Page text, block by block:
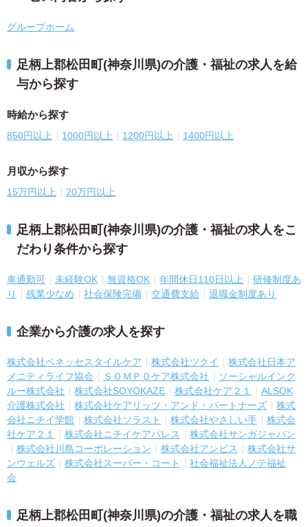
グループホーム
足柄上郡松田町(神奈川県)の介護・福祉の求人を給
与から探す
時給から探す
850円以上 1000円以上 1200円以上 1400円以上
月収から探す
15万円以上 20万円以上
足柄上郡松田町(神奈川県)の介護・福祉の求人をこ
だわり条件から探す
車通勤可 未経験OK 無資格OK 年間休日110日以上
研修制度あ
り
残業少なめ 社会保険完備 交通費支給 退職金制度あり
企業から介護の求人を探す
株式会社ベネッセスタイルケア 株式会社ツクイ
株式会社日本ア
メニティライフ協会
ＳＯＭＰＯケア株式会社
ソーシャルインク
ルー株式会社
株式会社SOYOKAZE 株式会社ケア２１
ALSOK
介護株式会社
株式会社ケアリッツ・アンド・パートナーズ
株式
会社ニチイ学館
株式会社ソラスト 株式会社やさしい手
株式会
社ケア２１
株式会社ニチイケアパレス
株式会社サンガジャパン
株式会社川島コーポレーション
株式会社アンビス
株式会社サ
ンウェルズ
株式会社スーパー・コート
社会福祉法人ノテ福祉
会
足柄上郡松田町(神奈川県)の介護・福祉の求人を職